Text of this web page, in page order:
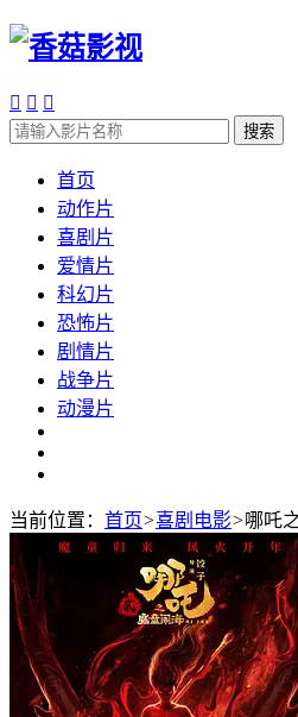
  
搜索
首页
动作片
喜剧片
爱情片
科幻片
恐怖片
剧情片
战争片
动漫片
当前位置： 首页>喜剧电影>哪吒